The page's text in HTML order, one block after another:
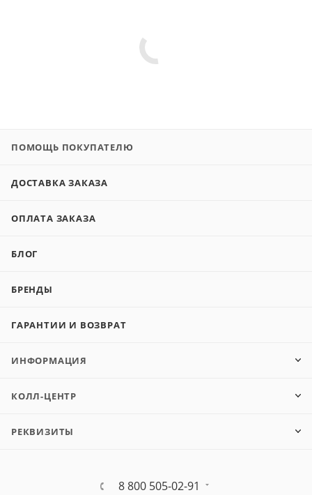
ПОМОЩЬ ПОКУПАТЕЛЮ
ДОСТАВКА ЗАКАЗА
ОПЛАТА ЗАКАЗА
БЛОГ
БРЕНДЫ
ГАРАНТИИ И ВОЗВРАТ
ИНФОРМАЦИЯ
КОЛЛ-ЦЕНТР
РЕКВИЗИТЫ
8 800 505-02-91